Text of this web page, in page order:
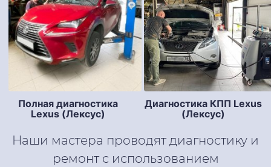
Полная диагностика
Lexus (Лексус)
Диагностика КПП Lexus
(Лексус)
Наши мастера проводят диагностику и
ремонт с использованием